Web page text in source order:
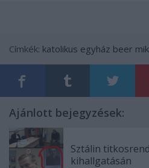
Címkék: katolikus egyház beer
Ajánlott bejegyzések:
Sztálin
kihallgatásán